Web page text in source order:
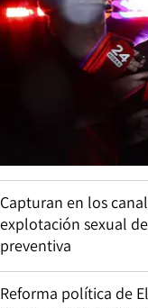
Capturan en los
explotación sexual
preventiva
Reforma política de